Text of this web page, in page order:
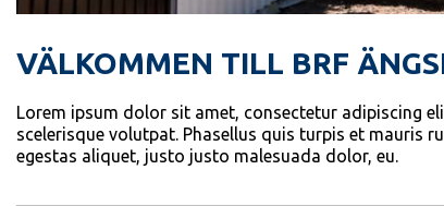
VÄLKOMMEN TILL BRF
Lorem ipsum dolor sit amet, consectetur adipiscing
scelerisque volutpat. Phasellus quis turpis et mauris
egestas aliquet, justo justo malesuada dolor, eu.